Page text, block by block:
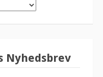
Nyhedsbrev